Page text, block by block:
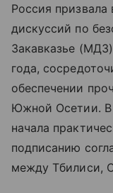
Россия
дискуссий по
Закавказье
года,
обеспечении
Южной Осетии.
начала
подписанию
между Тбилиси,